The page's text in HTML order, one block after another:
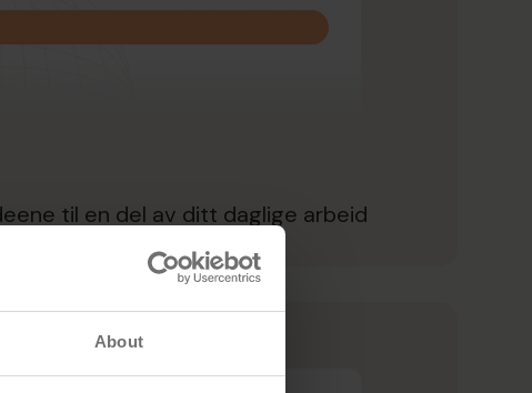
About
til en del av ditt daglige arbeid